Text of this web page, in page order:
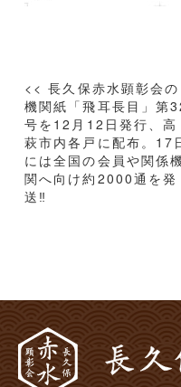
投
稿
ナ
ビ
ゲ
ー
<< 長久保赤水顕彰会の
機関紙「飛耳長目」第
号を12月12日発行、高
萩市内各戸に配布。17
には全国の会員や関係
関へ向け約2000通を発
送‼